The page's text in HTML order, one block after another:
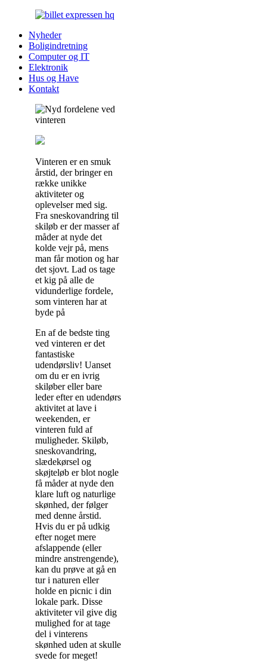
Nyheder
Boligindretning
Computer og IT
Elektronik
Hus og Have
Kontakt
Vinteren er en smuk
årstid, der bringer en
række unikke
aktiviteter og
oplevelser med sig.
Fra sneskovandring til
skiløb er der masser af
måder at nyde det
kolde vejr på, mens
man får motion og har
det sjovt. Lad os tage
et kig på alle de
vidunderlige fordele,
som vinteren har at
byde på
En af de bedste ting
ved vinteren er det
fantastiske
udendørsliv! Uanset
om du er en ivrig
skiløber eller bare
leder efter en udendørs
aktivitet at lave i
weekenden, er
vinteren fuld af
muligheder. Skiløb,
sneskovandring,
slædekørsel og
skøjteløb er blot nogle
få måder at nyde den
klare luft og naturlige
skønhed, der følger
med denne årstid.
Hvis du er på udkig
efter noget mere
afslappende (eller
mindre anstrengende),
kan du prøve at gå en
tur i naturen eller
holde en picnic i din
lokale park. Disse
aktiviteter vil give dig
mulighed for at tage
del i vinterens
skønhed uden at skulle
svede for meget!